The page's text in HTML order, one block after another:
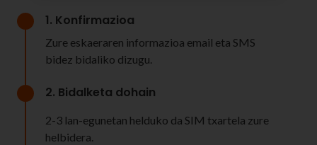
1. Konfirmazioa
Zure eskaeraren informazioa email eta SMS
bidez bidaliko dizugu.
2. Bidalketa dohain
2-3 lan-egunetan helduko da SIM txartela zure
helbidera.